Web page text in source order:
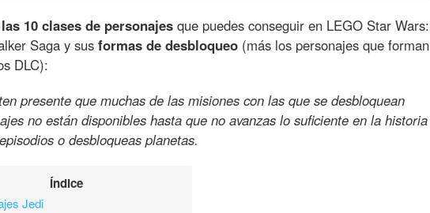
las 10 clases de personajes que puedes conseguir en LEGO Star Wars:
Saga y sus formas de desbloqueo (más los personajes que forman
DLC):
presente que muchas de las misiones con las que se desbloquean
no están disponibles hasta que no avanzas lo suficiente en la historia
o desbloqueas planetas.
Índice
Jedi